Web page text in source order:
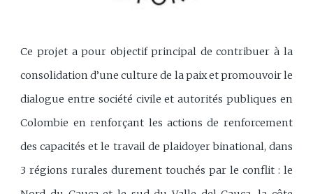
Ce projet a pour objectif principal de contribuer à la
consolidation d’une culture de la paix et promouvoir le
dialogue entre société civile et autorités publiques en
Colombie en renforçant les actions de renforcement
des capacités et le travail de plaidoyer binational, dans
3 régions rurales durement touchés par le conflit : le